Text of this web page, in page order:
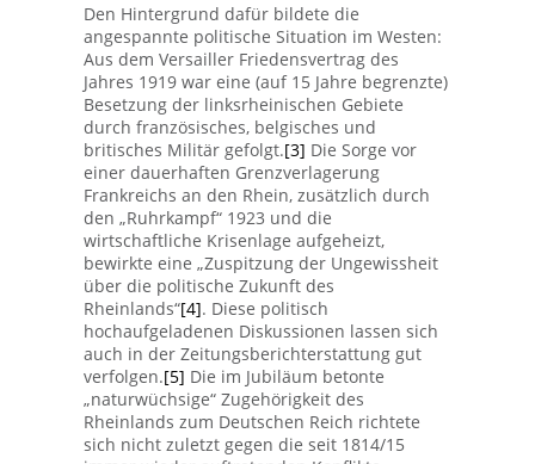
Den Hintergrund dafür bildete die
angespannte politische Situation im Westen:
Aus dem Versailler Friedensvertrag des
Jahres 1919 war eine (auf 15 Jahre begrenzte)
Besetzung der linksrheinischen Gebiete
durch französisches, belgisches und
britisches Militär gefolgt.[3] Die Sorge vor
einer dauerhaften Grenzverlagerung
Frankreichs an den Rhein, zusätzlich durch
den „Ruhrkampf“ 1923 und die
wirtschaftliche Krisenlage aufgeheizt,
bewirkte eine „Zuspitzung der Ungewissheit
über die politische Zukunft des
Rheinlands“[4]. Diese politisch
hochaufgeladenen Diskussionen lassen sich
auch in der Zeitungsberichterstattung gut
verfolgen.[5] Die im Jubiläum betonte
„naturwüchsige“ Zugehörigkeit des
Rheinlands zum Deutschen Reich richtete
sich nicht zuletzt gegen die seit 1814/15